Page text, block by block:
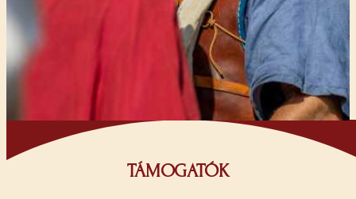
TÁMOGATÓK